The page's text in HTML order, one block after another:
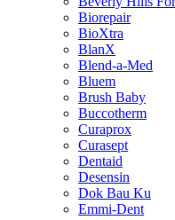
Biorepair
BioXtra
BlanX
Blend-a-Med
Bluem
Brush Baby
Buccotherm
Curaprox
Curasept
Dentaid
Desensin
Dok Bau Ku
Emmi-Dent